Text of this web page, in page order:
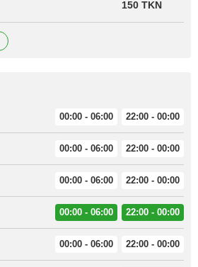
150 TKN
00:00 - 06:00 22:00 - 00:00
00:00 - 06:00 22:00 - 00:00
00:00 - 06:00 22:00 - 00:00
00:00 - 06:00 22:00 - 00:00
00:00 - 06:00 22:00 - 00:00